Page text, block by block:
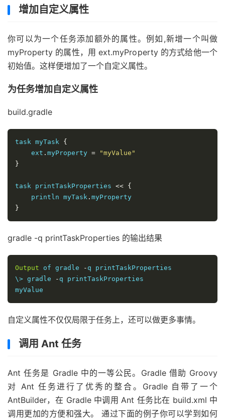
增加自定义属性
你可以为一个任务添加额外的属性。例如,新增一个叫做
myProperty 的属性，用 ext.myProperty 的方式给他一个
初始值。这样便增加了一个自定义属性。
为任务增加自定义属性
build.gradle
task myTask {
    ext
. myProperty =
"myValue"
}
task printTaskProperties << {
    println myTask
.
}
gradle -q printTaskProperties 的输出结果
Output of gradle - q printTaskProperties
\> gradle
- q printTaskProperties
myValue
自定义属性不仅仅局限于任务上，还可以做更多事情。
调用 Ant 任务
Ant 任务是 Gradle 中的一等公民。Gradle 借助 Groovy
对 Ant 任务进行了优秀的整合。Gradle 自带了一个
AntBuilder，在 Gradle 中调用 Ant 任务比在 build.xml 中
调用更加的方便和强大。 通过下面的例子你可以学到如何